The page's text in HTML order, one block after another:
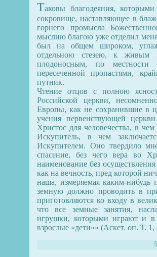
Таковы благодеяния,
сокровище, наставляющее в
горнего промысла
мыслию благою уже отделил
был на общем широком,
отдельною стезею, к живым
плодоносным, по
пересеченной пропастями,
путник.
Чтение отцов с полною
Российской церкви,
Европы, как не сохранившие в
учения первенствующей
Христос для человечества, в
Искупитель, в чем
Искупителем. Оно твердило
спасение, без чего вера во
наименование без
как на вечность, пред которой
наша, измеряемая каким-нибудь
земную должно проводить в
приготовляются ко входу в
что все земные занятия,
игрушки, которыми играют и в
взрослые «дети»» (Аскет. оп. Т.